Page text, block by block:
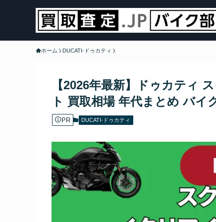
ホーム DUCATI-ドゥカティ
【2026年最新】ドゥカティ
ト 買取相場 年代まとめ バイ
PR DUCATI-ドゥカティ